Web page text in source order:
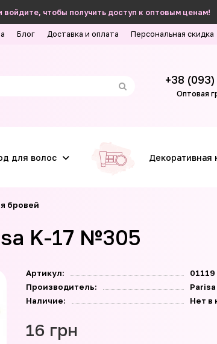
войдите, чтобы получить доступ к оптовым ценам!
Блог Доставка и оплата Персональная скидка
+38
Оптовая
для волос Декоративная
бровей
K-17 №305
Артикул:
01119
Производитель:
Наличие:
Нет в
16 грн